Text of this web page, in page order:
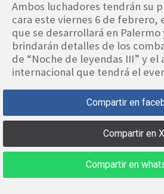
Ambos luchadores tendrán su
cara este viernes 6 de febrero,
que se desarrollará en Palermo
brindarán detalles de los
de “Noche de leyendas III” y el
internacional que tendrá el
Compartir en
Compartir en X
Compartir en